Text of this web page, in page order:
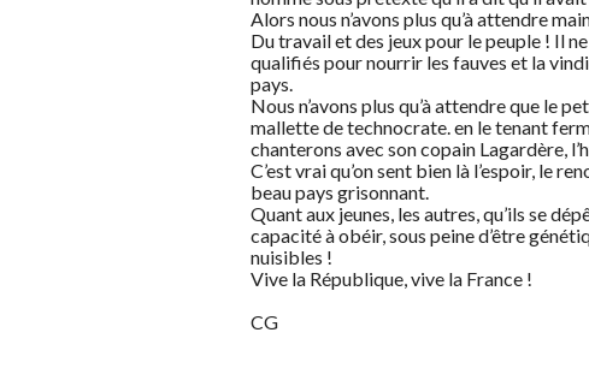
Alors nous n’avons plus qu’à attendre
Du travail et des jeux pour le peuple ! Il
qualifiés pour nourrir les fauves et la
pays.
Nous n’avons plus qu’à attendre que le
mallette de technocrate. en le tenant
chanterons avec son copain Lagardère,
C’est vrai qu’on sent bien là l’espoir, le
beau pays grisonnant.
Quant aux jeunes, les autres, qu’ils se
capacité à obéir, sous peine d’être
nuisibles !
Vive la République, vive la France !
CG